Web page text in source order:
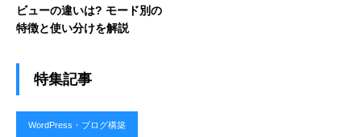
ビューの違いは? モード別の
特徴と使い分けを解説
特集記事
WordPress・ブログ構築